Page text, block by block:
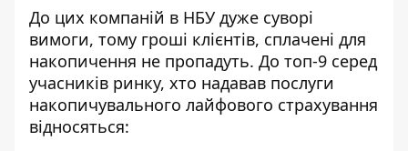
До цих компаній в НБУ дуже суворі
вимоги, тому гроші клієнтів, сплачені для
накопичення не пропадуть. До топ-9 серед
учасників ринку, хто надавав послуги
накопичувального лайфового страхування
відносяться: